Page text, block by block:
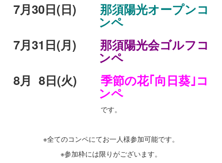
7月30日(日) 那須陽光オープンコ
ンペ
7月31日(月) 那須陽光会ゴルフコ
ンペ
8月 8日(火) 季節の花｢向日葵｣コ
ンペ
です。
※全てのコンペにてお一人様参加可能です。
※参加枠には限りがございます。